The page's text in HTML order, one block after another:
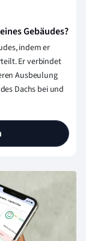
Gebäudes?
indem er
Er verbindet
Ausbeulung
Dachs bei und